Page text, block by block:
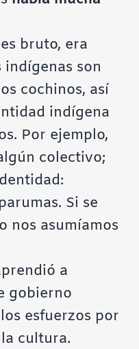
bruto, era
son
cochinos, así
indígena
Por ejemplo,
colectivo;
Si se
nos asumíamos
a
gobierno
esfuerzos por
cultura.